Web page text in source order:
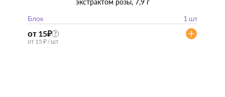
экстрактом розы, 7,9 г
Блок
1 шт
от 15₽ ?
от 15 ₽ / шт